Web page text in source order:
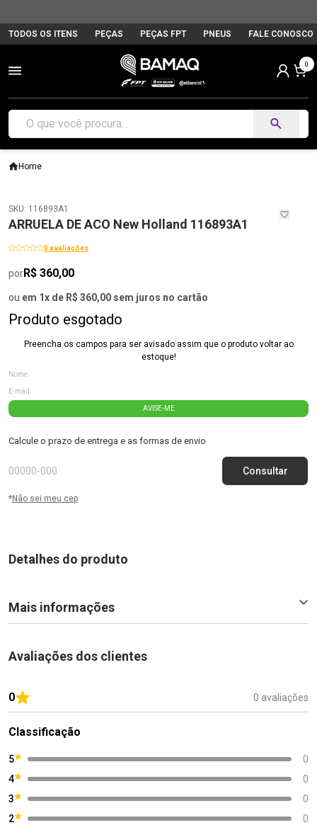
TODOS OS ITENS PEÇAS PEÇAS FPT PNEUS FALE CONOSCO
0
Home
SKU: 116893A1
ARRUELA DE ACO New Holland 116893A1
0 avaliações
porR$ 360,00
ou em 1x de R$ 360,00 sem juros no cartão
Produto esgotado
Preencha os campos para ser avisado assim que o produto voltar ao
estoque!
AVISE-ME
Calcule o prazo de entrega e as formas de envio
*Não sei meu cep
Detalhes do produto
Mais informações
Avaliações dos clientes
0 0 avaliações
Classificação
5
0
4
0
3
0
2
0